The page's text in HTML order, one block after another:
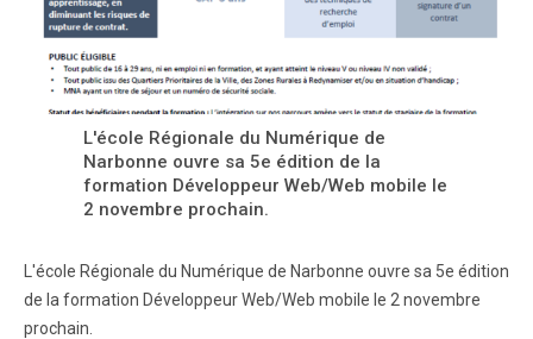
L'école Régionale du Numérique de
Narbonne ouvre sa 5e édition de la
formation Développeur Web/Web mobile le
2 novembre prochain.
L'école Régionale du Numérique de Narbonne ouvre sa 5e édition
de la formation Développeur Web/Web mobile le 2 novembre
prochain.